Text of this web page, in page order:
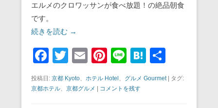
エルメのクロワッサンが食べ放題！の絶品朝食
です。
続きを読む →
F
a
c
T
tt
E
ail
Pi
er
Li
n
e
H
投稿日: 京都 Kyoto、 ホテル Hotel、 グルメ Gourmet| タグ:
京都ホテル、 京都グルメ | コメントを残す